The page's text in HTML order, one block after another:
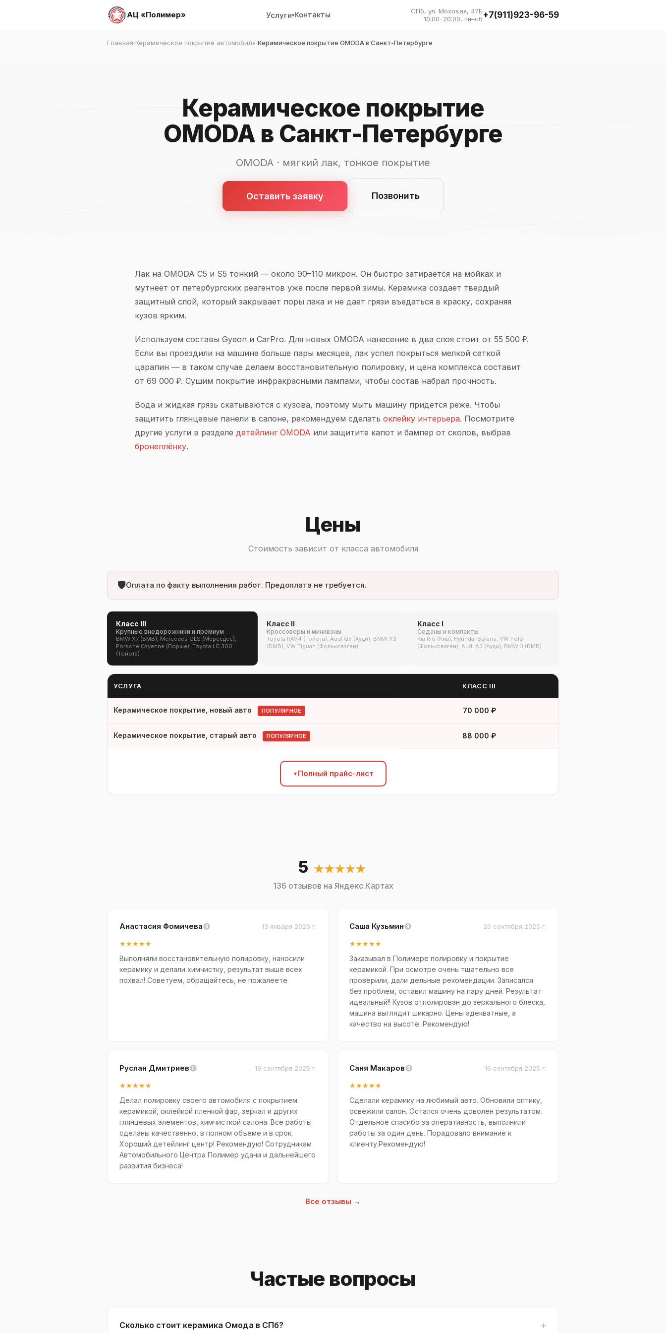
АЦ «Полимер» Услуги▾Контакты
СПб, ул. Моховая, 37Б
10:00–20:00, пн–сб+7(911)923-96-59
Главная›Керамическое покрытие автомобиля›Керамическое покрытие OMODA в Санкт-Петербурге
Керамическое покрытие
OMODA в Санкт-Петербурге
OMODA · мягкий лак, тонкое покрытие
Оставить заявку Позвонить
Лак на OMODA C5 и S5 тонкий — около 90–110 микрон. Он быстро затирается на мойках и
мутнеет от петербургских реагентов уже после первой зимы. Керамика создает твердый
защитный слой, который закрывает поры лака и не дает грязи въедаться в краску, сохраняя
кузов ярким.
Используем составы Gyeon и CarPro. Для новых OMODA нанесение в два слоя стоит от 55 500 ₽.
Если вы проездили на машине больше пары месяцев, лак успел покрыться мелкой сеткой
царапин — в таком случае делаем восстановительную полировку, и цена комплекса составит
от 69 000 ₽. Сушим покрытие инфракрасными лампами, чтобы состав набрал прочность.
Вода и жидкая грязь скатываются с кузова, поэтому мыть машину придется реже. Чтобы
защитить глянцевые панели в салоне, рекомендуем сделать оклейку интерьера. Посмотрите
другие услуги в разделе детейлинг OMODA или защитите капот и бампер от сколов, выбрав
бронеплёнку.
Цены
Стоимость зависит от класса автомобиля
🛡️Оплата по факту выполнения работ. Предоплата не требуется.
Класс III
Крупные внедорожники и премиум
BMW X7 (БМВ), Mercedes GLS (Мерседес),
Porsche Cayenne (Порше), Toyota LC 300
(Тойота)
Класс II
Кроссоверы и минивэны
Toyota RAV4 (Тойота), Audi Q5 (Ауди), BMW X3
(БМВ), VW Tiguan (Фольксваген)
Класс I
Седаны и компакты
Kia Rio (Киа), Hyundai Solaris, VW Polo
(Фольксваген), Audi A3 (Ауди), BMW 3 (БМВ)
УСЛУГА КЛАСС III
Керамическое покрытие, новый авто ПОПУЛЯРНОЕ 70 000 ₽
Керамическое покрытие, старый авто ПОПУЛЯРНОЕ 88 000 ₽
Полный прайс-лист
5 ★★★★★
136 отзывов на Яндекс.Картах
Анастасия Фомичева 13 января 2026 г.
★★★★★
Выполняли восстановительную полировку, наносили
керамику и делали химчистку, результат выше всех
похвал! Советуем, обращайтесь, не пожалеете
Саша Кузьмин 26 сентября 2025 г.
★★★★★
Заказывал в Полимере полировку и покрытие
керамикой. При осмотре очень тщательно все
проверили, дали дельные рекомендации. Записался
без проблем, оставил машину на пару дней. Результат
идеальный!! Кузов отполирован до зеркального блеска,
машина выглядит шикарно. Цены адекватные, а
качество на высоте. Рекомендую!
Руслан Дмитриев 19 сентября 2025 г.
★★★★★
Делал полировку своего автомобиля с покрытием
керамикой, оклейкой пленкой фар, зеркал и других
глянцевых элементов, химчисткой салона. Все работы
сделаны качественно, в полном объеме и в срок.
Хороший детейлинг центр! Рекомендую! Сотрудникам
Автомобильного Центра Полимер удачи и дальнейшего
развития бизнеса!
Саня Макаров 16 сентября 2025 г.
★★★★★
Сделали керамику на любимый авто. Обновили оптику,
освежили салон. Остался очень доволен результатом.
Отдельное спасибо за оперативность, выполнили
работы за один день. Порадовало внимание к
клиенту.Рекомендую!
Все отзывы →
Частые вопросы
Сколько стоит керамика Омода в СПб?